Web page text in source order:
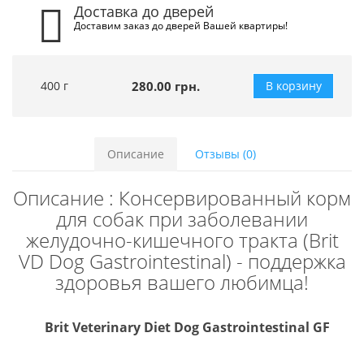
Доставка до дверей
Доставим заказ до дверей Вашей квартиры!
400 г 280.00 грн. В корзину
Описание Отзывы (0)
Описание : Консервированный корм
для собак при заболевании
желудочно-кишечного тракта (Brit
VD Dog Gastrointestinal) - поддержка
здоровья вашего любимца!
Brit Veterinary Diet Dog Gastrointestinal GF